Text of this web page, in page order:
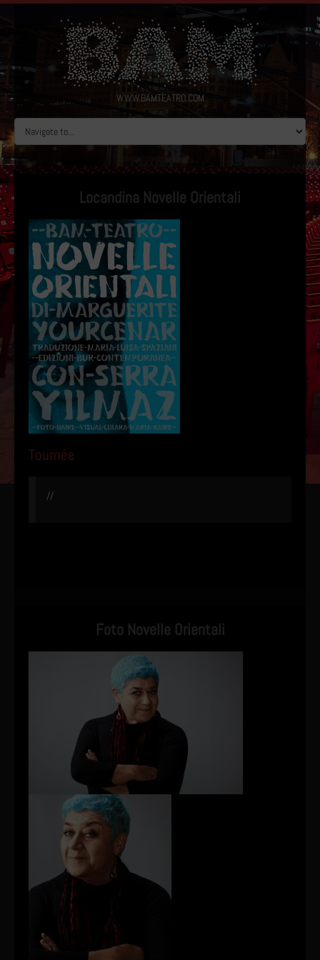
WWW.BAMTEATRO.COM
Locandina Novelle Orientali
Tournée
//
Foto Novelle Orientali